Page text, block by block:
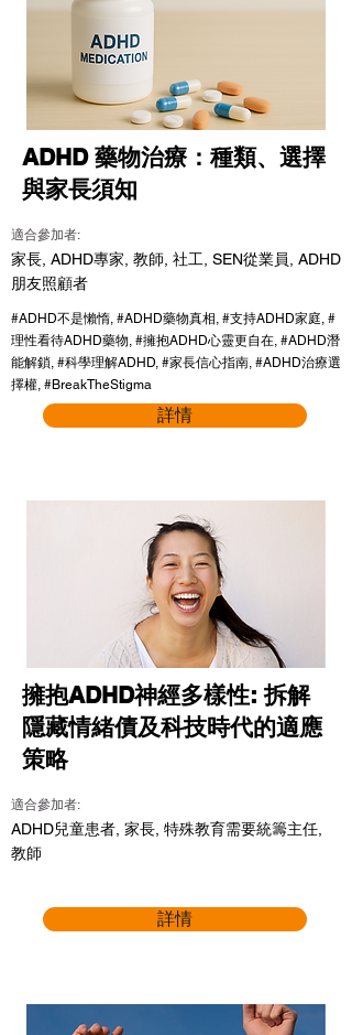
ADHD 藥物治療：種類、選擇
與家長須知
適合參加者:
家長, ADHD專家, 教師, 社工, SEN從業員, ADHD
朋友照顧者
#ADHD不是懶惰, #ADHD藥物真相, #支持ADHD家庭, #
理性看待ADHD藥物, #擁抱ADHD心靈更自在, #ADHD潛
能解鎖, #科學理解ADHD, #家長信心指南, #ADHD治療選
擇權, #BreakTheStigma
詳情
擁抱ADHD神經多樣性: 拆解
隱藏情緒債及科技時代的適應
策略
適合參加者:
ADHD兒童患者, 家長, 特殊教育需要統籌主任,
教師
詳情